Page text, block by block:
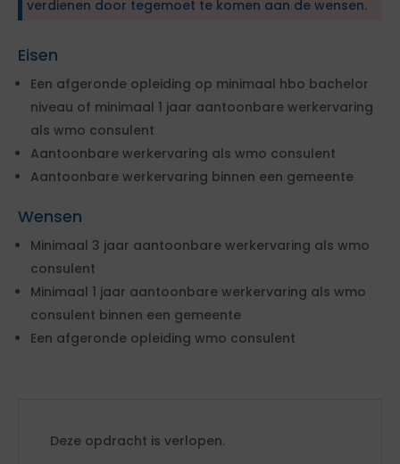
verdienen door tegemoet te komen aan de wensen.
Eisen
Een afgeronde opleiding op minimaal hbo bachelor
niveau of minimaal 1 jaar aantoonbare werkervaring
als wmo consulent
Aantoonbare werkervaring als wmo consulent
Aantoonbare werkervaring binnen een gemeente
Wensen
Minimaal 3 jaar aantoonbare werkervaring als wmo
consulent
Minimaal 1 jaar aantoonbare werkervaring als wmo
consulent binnen een gemeente
Een afgeronde opleiding wmo consulent
Deze opdracht is verlopen.